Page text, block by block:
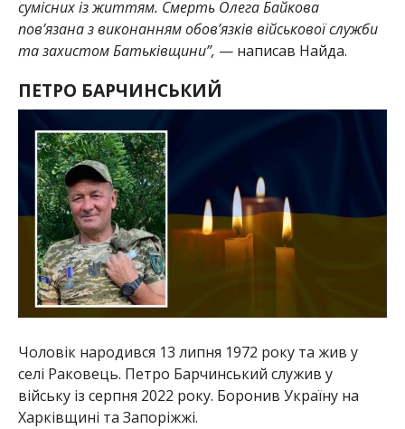
сумісних із життям. Смерть Олега Байкова
пов’язана з виконанням обов’язків військової служби
та захистом Батьківщини”, — написав Найда.
ПЕТРО БАРЧИНСЬКИЙ
Чоловік народився 13 липня 1972 року та жив у
селі Раковець. Петро Барчинський служив у
війську із серпня 2022 року. Боронив Україну на
Харківщині та Запоріжжі.